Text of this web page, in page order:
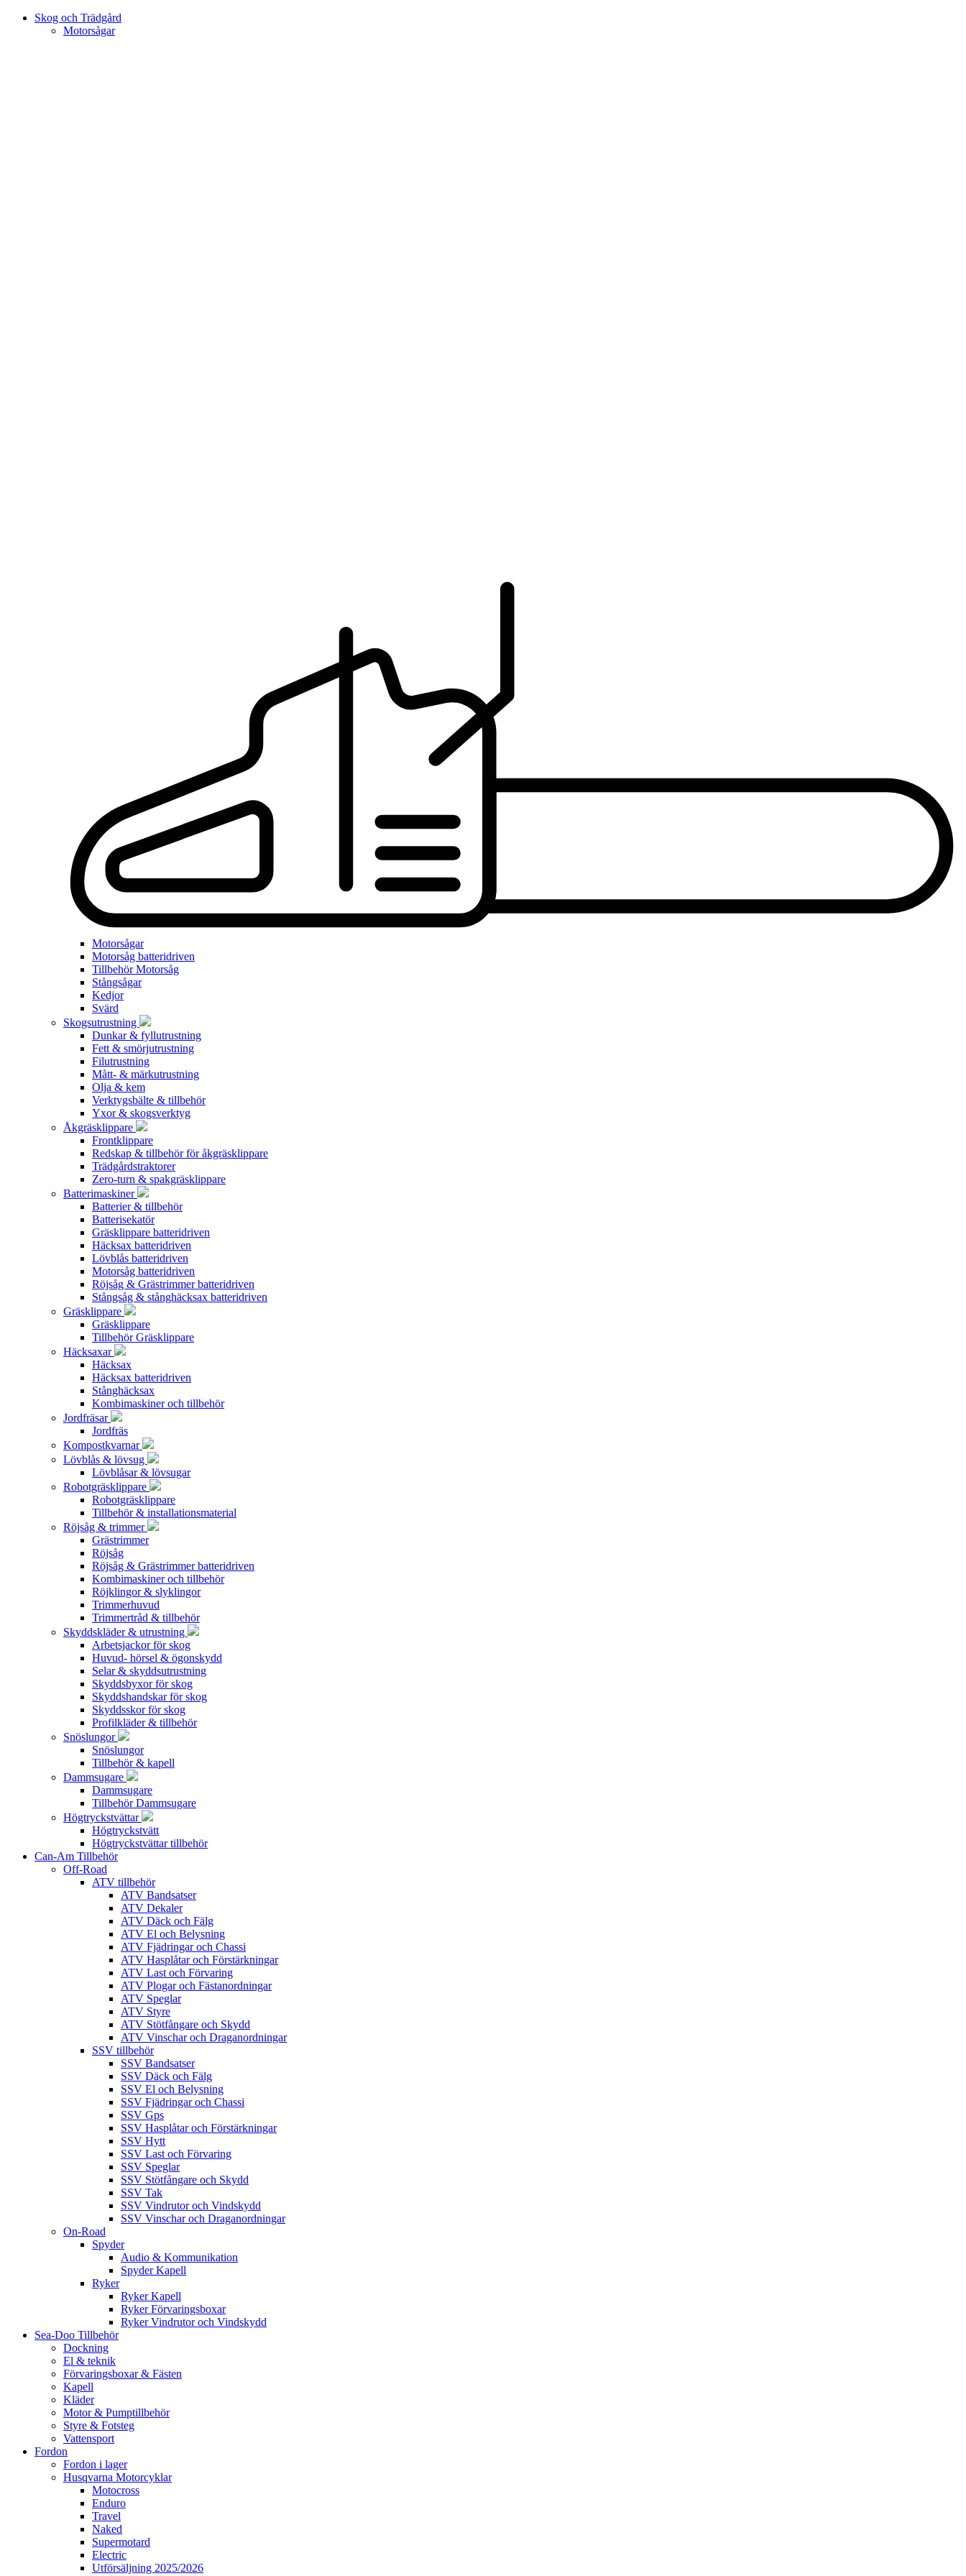
Skog och Trädgård
Motorsågar
Motorsågar
Motorsåg batteridriven
Tillbehör Motorsåg
Stångsågar
Kedjor
Svärd
Skogsutrustning
Dunkar & fyllutrustning
Fett & smörjutrustning
Filutrustning
Mått- & märkutrustning
Olja & kem
Verktygsbälte & tillbehör
Yxor & skogsverktyg
Åkgräsklippare
Frontklippare
Redskap & tillbehör för åkgräsklippare
Trädgårdstraktorer
Zero-turn & spakgräsklippare
Batterimaskiner
Batterier & tillbehör
Batterisekatör
Gräsklippare batteridriven
Häcksax batteridriven
Lövblås batteridriven
Motorsåg batteridriven
Röjsåg & Grästrimmer batteridriven
Stångsåg & stånghäcksax batteridriven
Gräsklippare
Gräsklippare
Tillbehör Gräsklippare
Häcksaxar
Häcksax
Häcksax batteridriven
Stånghäcksax
Kombimaskiner och tillbehör
Jordfräsar
Jordfräs
Kompostkvarnar
Lövblås & lövsug
Lövblåsar & lövsugar
Robotgräsklippare
Robotgräsklippare
Tillbehör & installationsmaterial
Röjsåg & trimmer
Grästrimmer
Röjsåg
Röjsåg & Grästrimmer batteridriven
Kombimaskiner och tillbehör
Röjklingor & slyklingor
Trimmerhuvud
Trimmertråd & tillbehör
Skyddskläder & utrustning
Arbetsjackor för skog
Huvud- hörsel & ögonskydd
Selar & skyddsutrustning
Skyddsbyxor för skog
Skyddshandskar för skog
Skyddsskor för skog
Profilkläder & tillbehör
Snöslungor
Snöslungor
Tillbehör & kapell
Dammsugare
Dammsugare
Tillbehör Dammsugare
Högtryckstvättar
Högtryckstvätt
Högtryckstvättar tillbehör
Can-Am Tillbehör
Off-Road
ATV tillbehör
ATV Bandsatser
ATV Dekaler
ATV Däck och Fälg
ATV El och Belysning
ATV Fjädringar och Chassi
ATV Hasplåtar och Förstärkningar
ATV Last och Förvaring
ATV Plogar och Fästanordningar
ATV Speglar
ATV Styre
ATV Stötfångare och Skydd
ATV Vinschar och Draganordningar
SSV tillbehör
SSV Bandsatser
SSV Däck och Fälg
SSV El och Belysning
SSV Fjädringar och Chassi
SSV Gps
SSV Hasplåtar och Förstärkningar
SSV Hytt
SSV Last och Förvaring
SSV Speglar
SSV Stötfångare och Skydd
SSV Tak
SSV Vindrutor och Vindskydd
SSV Vinschar och Draganordningar
On-Road
Spyder
Audio & Kommunikation
Spyder Kapell
Ryker
Ryker Kapell
Ryker Förvaringsboxar
Ryker Vindrutor och Vindskydd
Sea-Doo Tillbehör
Dockning
El & teknik
Förvaringsboxar & Fästen
Kapell
Kläder
Motor & Pumptillbehör
Styre & Fotsteg
Vattensport
Fordon
Fordon i lager
Husqvarna Motorcyklar
Motocross
Enduro
Travel
Naked
Supermotard
Electric
Utförsäljning 2025/2026